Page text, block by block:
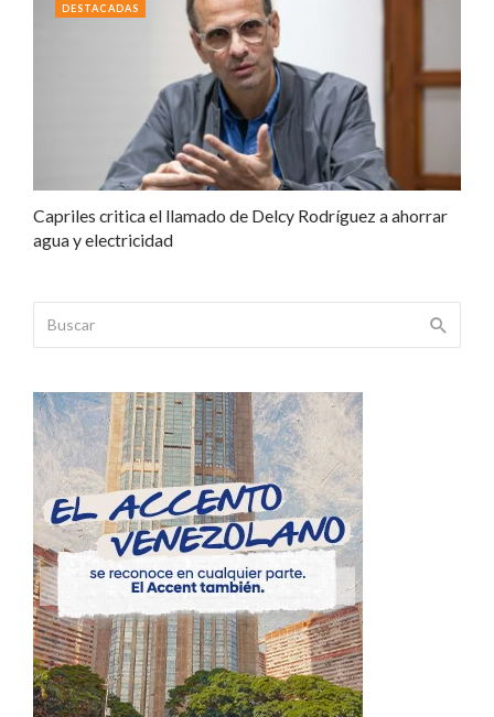
Capriles critica el llamado de Delcy Rodríguez a ahorrar
agua y electricidad
DESTACADAS